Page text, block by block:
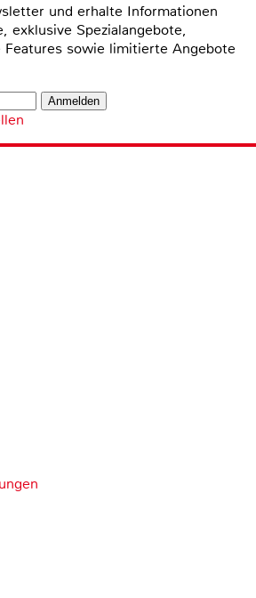
und erhalte Informationen
exklusive Spezialangebote,
Features sowie limitierte Angebote